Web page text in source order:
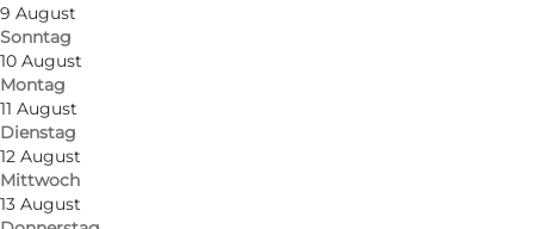
9 August
Sonntag
10 August
Montag
11 August
Dienstag
12 August
Mittwoch
13 August